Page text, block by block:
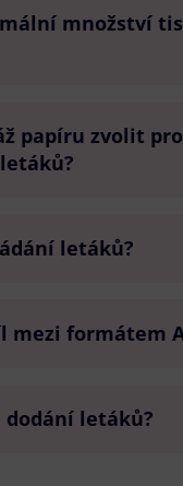
množství
papíru zvolit
letáků?
mezi formátem
dodání letáků?